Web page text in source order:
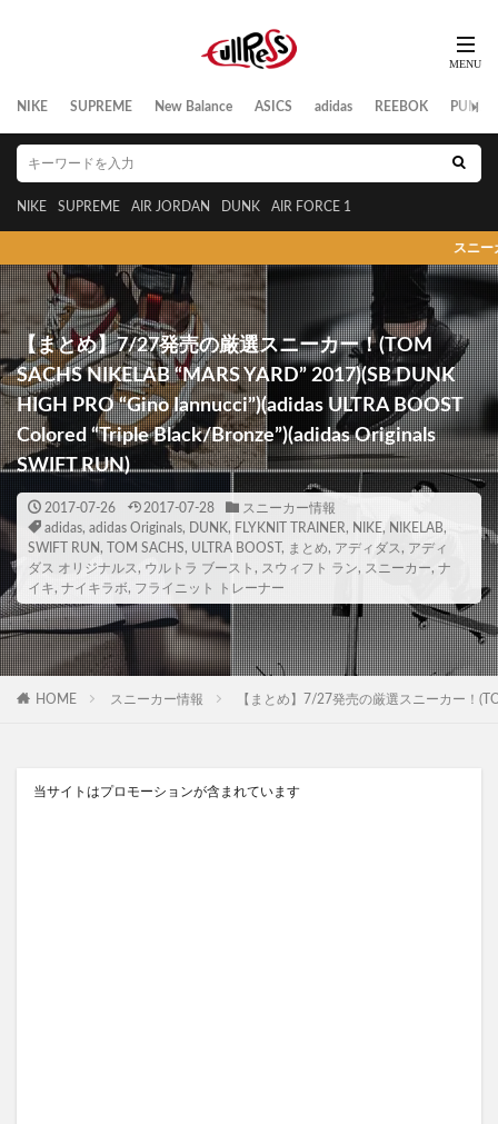
NIKE SUPREME New Balance ASICS adidas REEBOK PUMA
NIKE SUPREME AIR JORDAN DUNK AIR FORCE 1
スニーカーの発売日/リ
【まとめ】7/27発売の厳選スニーカー！(TOM
SACHS NIKELAB “MARS YARD” 2017)(SB DUNK
HIGH PRO “Gino Iannucci”)(adidas ULTRA BOOST
Colored “Triple Black/Bronze”)(adidas Originals
SWIFT RUN)
2017-07-26 2017-07-28
スニーカー情報
adidas, adidas Originals, DUNK, FLYKNIT TRAINER, NIKE, NIKELAB,
SWIFT RUN , TOM SACHS, ULTRA BOOST , まとめ, アディダス, アディ
ダス オリジナルス , ウルトラ ブースト , スウィフト ラン, スニーカー, ナ
イキ, ナイキラボ, フライニット トレーナー
HOME スニーカー情報 【まとめ】7/27発売の厳選スニーカー！
当サイトはプロモーションが含まれています